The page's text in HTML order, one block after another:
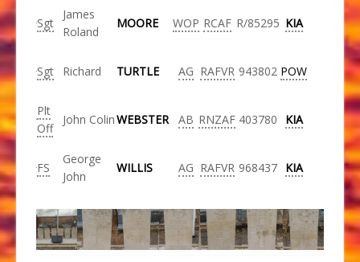
Sgt
James
Roland
MOORE WOP RCAF R/85295 KIA
Sgt Richard TURTLE AG RAFVR 943802 POW
Plt
Off
John ColinWEBSTER AB RNZAF 403780 KIA
FS
George
John
WILLIS AG RAFVR 968437 KIA